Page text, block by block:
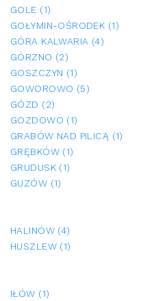
GOLE (1)
GOŁYMIN-OŚRODEK (1)
GÓRA KALWARIA (4)
GÓRZNO (2)
GOSZCZYN (1)
GOWOROWO (5)
GÓZD (2)
GOZDOWO (1)
GRABÓW NAD PILICĄ (1)
GRĘBKÓW (1)
GRUDUSK (1)
GUZÓW (1)
HALINÓW (4)
HUSZLEW (1)
IŁÓW (1)